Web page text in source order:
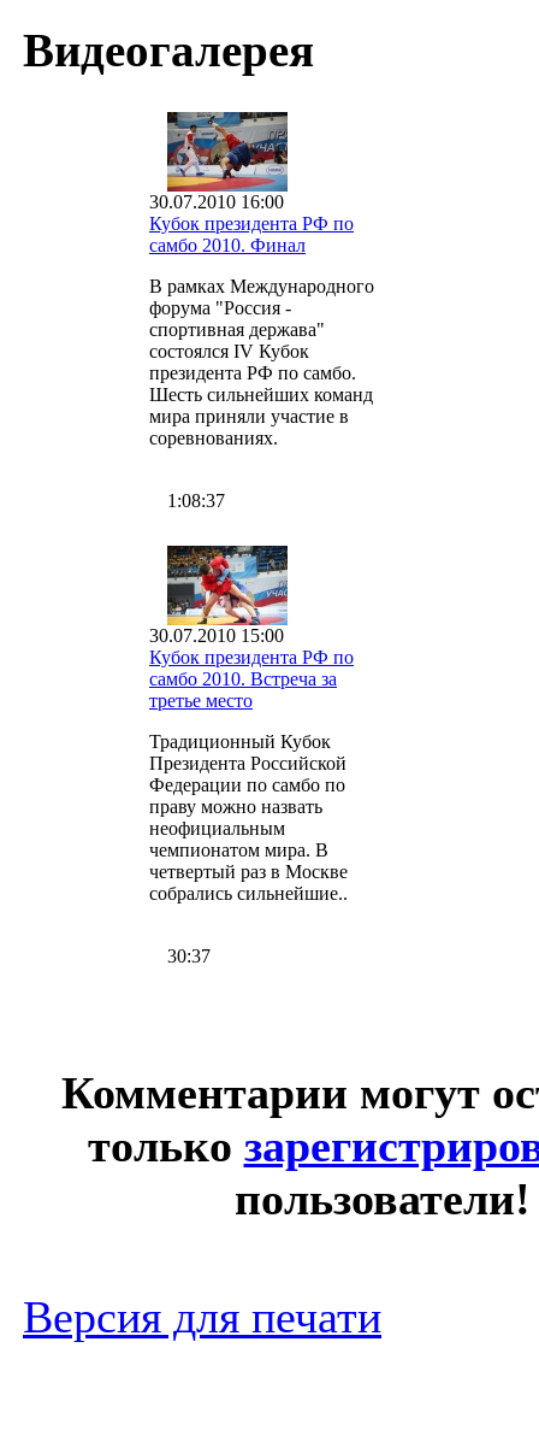
Видеогалерея
30.07.2010 16:00
Кубок президента РФ по
самбо 2010. Финал
В рамках Международного
форума "Россия -
спортивная держава"
состоялся IV Кубок
президента РФ по самбо.
Шесть сильнейших команд
мира приняли участие в
соревнованиях.
1:08:37
30.07.2010 15:00
Кубок президента РФ по
самбо 2010. Встреча за
третье место
Традиционный Кубок
Президента Российской
Федерации по самбо по
праву можно назвать
неофициальным
чемпионатом мира. В
четвертый раз в Москве
собрались сильнейшие..
30:37
Комментарии могут
только
пользователи!
Версия для печати